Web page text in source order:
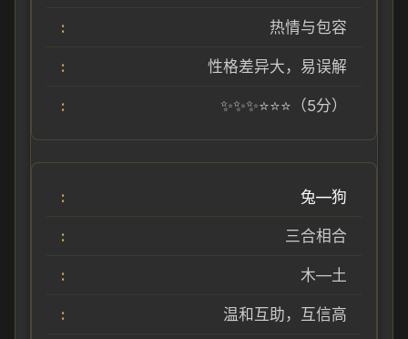
热情与包容
性格差异大，易误解
✨✨✨⭐⭐⭐（5分）
兔—狗
三合相合
木—土
温和互助，互信高